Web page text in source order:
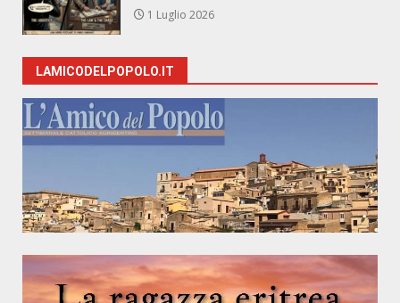
1 Luglio 2026
LAMICODELPOPOLO.IT